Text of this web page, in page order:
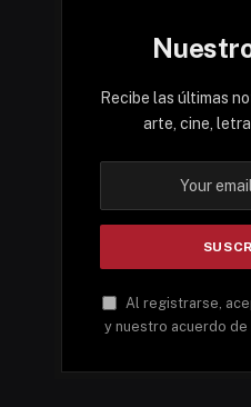
Recibe las últimas
arte, cine,
Al registrarse,
y nuestro acuerdo de